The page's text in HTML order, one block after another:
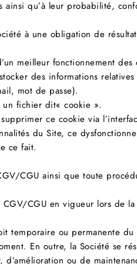
qu’à leur probabilité,
à une obligation de
meilleur fonctionnement
des informations
mot de passe).
un fichier dit« cookie ».
ce cookie via
du Site, ce
ce fait.
CGU ainsi que toute
CGV/CGU en vigueur lors de
temporaire ou permanente
En outre, la Société se
ou de